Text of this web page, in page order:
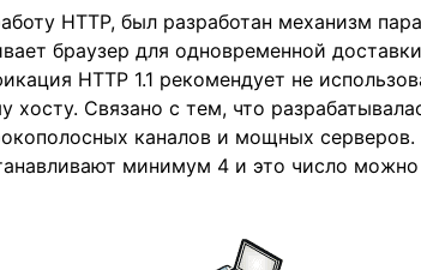
HTTP, был разработан механизм
браузер для одновременной
HTTP 1.1 рекомендует не
хосту. Связано с тем, что
каналов и мощных
минимум 4 и это число